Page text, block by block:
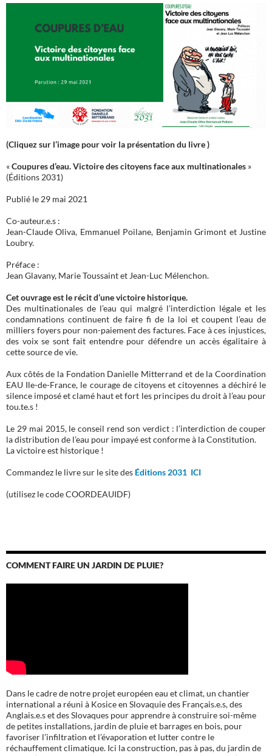
(Cliquez sur l’image pour voir la présentation du livre )
«Coupures d’eau. Victoire des citoyens face aux multinationales »
(Éditions 2031)
Publié le 29 mai 2021
Co-auteur.e.s :
Jean-Claude Oliva, Emmanuel Poilane, Benjamin Grimont et Justine
Loubry.
Préface :
Jean Glavany, Marie Toussaint et Jean-Luc Mélenchon.
Cet ouvrage est le récit d’une victoire historique.
Des multinationales de l’eau qui malgré l’interdiction légale et les
condamnations continuent de faire fi de la loi et coupent l’eau de
milliers foyers pour non-paiement des factures. Face à ces injustices,
des voix se sont fait entendre pour défendre un accès égalitaire à
cette source de vie.
Aux côtés de la Fondation Danielle Mitterrand et de la Coordination
EAU Ile-de-France, le courage de citoyens et citoyennes a déchiré le
silence imposé et clamé haut et fort les principes du droit à l’eau pour
tou.te.s !
Le 29 mai 2015, le conseil rend son verdict : l’interdiction de couper
la distribution de l’eau pour impayé est conforme à la Constitution.
La victoire est historique !
Commandez le livre sur le site des Éditions 2031 ICI
(utilisez le code COORDEAUIDF)
COMMENT FAIRE UN JARDIN DE PLUIE?
Dans le cadre de notre projet européen eau et climat, un chantier
international a réuni à Kosice en Slovaquie des Français.e.s, des
Anglais.e.s et des Slovaques pour apprendre à construire soi-même
de petites installations, jardin de pluie et barrages en bois, pour
favoriser l’infiltration et l’évaporation et lutter contre le
réchauffement climatique. Ici la construction, pas à pas, du jardin de